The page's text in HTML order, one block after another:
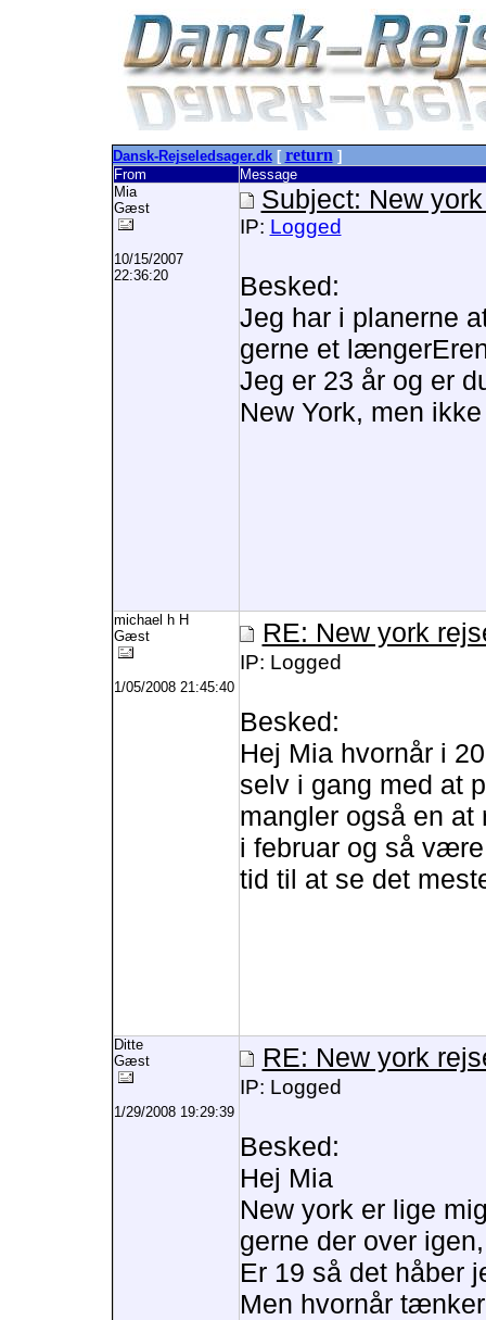
Dansk-Rejseledsager.dk[ return ]
From
Message
Mia
Gæst
10/15/2007
22:36:20
Subject: New
IP: Logged
Besked:
Jeg har i planerne
gerne et
Jeg er 23 år og er
New York, men
michael h H
Gæst
1/05/2008 21:45:40
RE: New york
IP: Logged
Besked:
Hej Mia hvornår i
selv i gang med at
mangler også en at
i februar og så
tid til at se det
Ditte
Gæst
1/29/2008 19:29:39
RE: New york
IP: Logged
Besked:
Hej Mia
New york er lige
gerne der over
Er 19 så det håber
Men hvornår